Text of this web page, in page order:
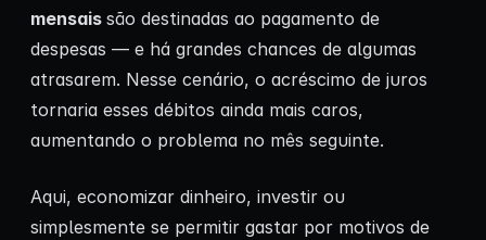
mensais são destinadas ao pagamento de
despesas — e há grandes chances de algumas
atrasarem. Nesse cenário, o acréscimo de juros
tornaria esses débitos ainda mais caros,
aumentando o problema no mês seguinte.
Aqui, economizar dinheiro, investir ou
simplesmente se permitir gastar por motivos de